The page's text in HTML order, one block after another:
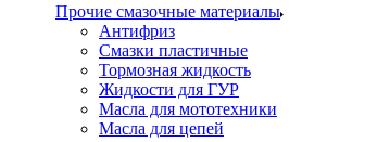
Прочие смазочные материалы
Антифриз
Смазки пластичные
Тормозная жидкость
Жидкости для ГУР
Масла для мототехники
Масла для цепей